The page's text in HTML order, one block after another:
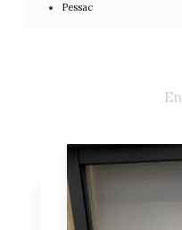
Pessac